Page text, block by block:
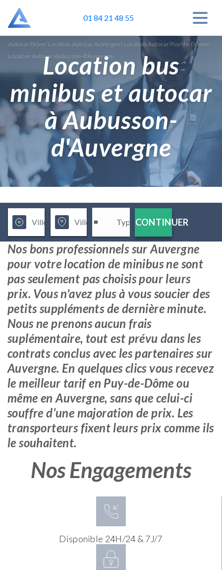
01 84 21 48 55
Autocar Drive/ Location Autocar Auvergne/ Location Autocar Puy-de-Dôme/
Location Autocar Aubusson-d'Auvergne
Location bus
minibus et autocar
à Aubusson-
d'Auvergne
CONTINUER
Nos bons professionnels sur Auvergne
pour votre location de minibus ne sont
pas seulement pas choisis pour leurs
prix. Vous n'avez plus à vous soucier des
petits suppléments de dernière minute.
Nous ne prenons aucun frais
suplémentaire, tout est prévu dans les
contrats conclus avec les partenaires sur
Auvergne. En quelques clics vous recevez
le meilleur tarif en Puy-de-Dôme ou
même en Auvergne, sans que celui-ci
souffre d’une majoration de prix. Les
transporteurs fixent leurs prix comme ils
le souhaitent.
Nos Engagements
Disponible 24H/24 & 7J/7